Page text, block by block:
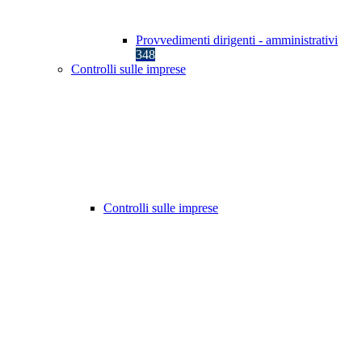
Provvedimenti dirigenti - amministrativi
348
Controlli sulle imprese
Controlli sulle imprese